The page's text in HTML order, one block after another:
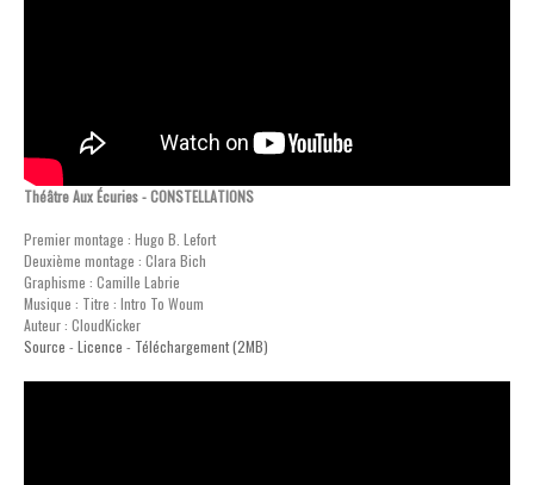
Théâtre Aux Écuries - CONSTELLATIONS
Premier montage : Hugo B. Lefort
Deuxième montage : Clara Bich
Graphisme : Camille Labrie
Musique : Titre : Intro To Woum
Auteur : CloudKicker
Source - Licence - Téléchargement (2MB)